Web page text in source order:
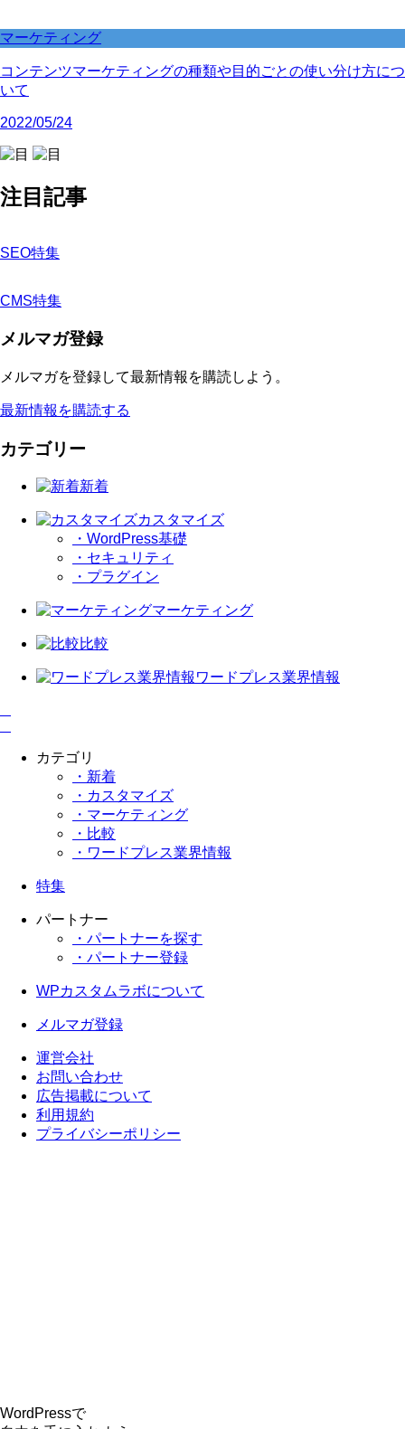
マーケティング
コンテンツマーケティングの種類や目的ごとの使い分け方につ
いて
2022/05/24
注目記事
SEO特集
CMS特集
メルマガ登録
メルマガを登録して最新情報を購読しよう。
最新情報を購読する
カテゴリー
新着
カスタマイズ
・WordPress基礎
・セキュリティ
・プラグイン
マーケティング
比較
ワードプレス業界情報
カテゴリ
・新着
・カスタマイズ
・マーケティング
・比較
・ワードプレス業界情報
特集
パートナー
・パートナーを探す
・パートナー登録
WPカスタムラボについて
メルマガ登録
運営会社
お問い合わせ
広告掲載について
利用規約
プライバシーポリシー
WordPressで